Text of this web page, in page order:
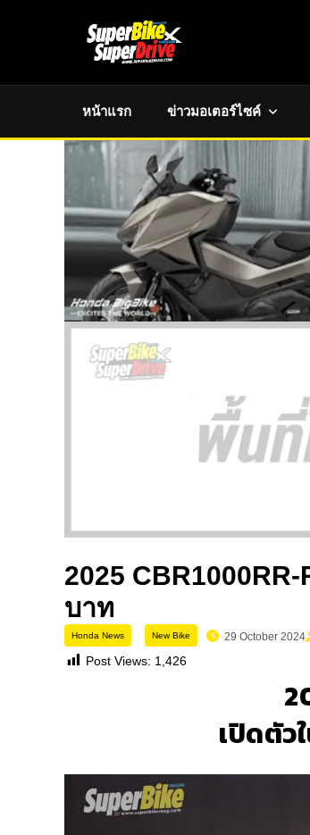
หน้าแรก ข่าวมอเตอร์ไซค์
2025
บาท
Honda News New Bike 29 October 2024
Post Views: 1,426
เปิดตัว